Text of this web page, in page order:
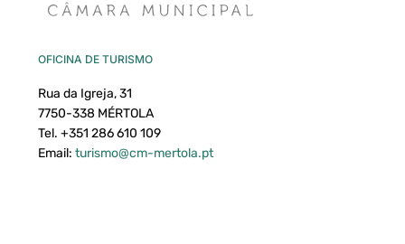
OFICINA DE TURISMO
Rua da Igreja, 31
7750-338 MÉRTOLA
Tel. +351 286 610 109
Email:turismo@cm-mertola.pt